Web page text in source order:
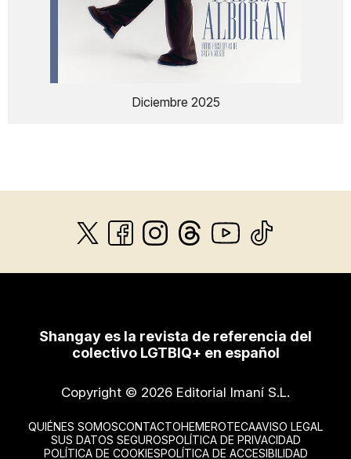
Diciembre 2025
Shangay es la revista de referencia del
colectivo LGTBIQ+ en español
Copyright © 2026 Editorial Imaní S.L.
QUIÉNES SOMOSCONTACTOHEMEROTECAAVISO LEGAL
SUS DATOS SEGUROSPOLÍTICA DE PRIVACIDAD
POLÍTICA DE COOKIESPOLÍTICA DE ACCESIBILIDAD